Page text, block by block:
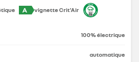
A vignette Crit'Air
100% électrique
automatique